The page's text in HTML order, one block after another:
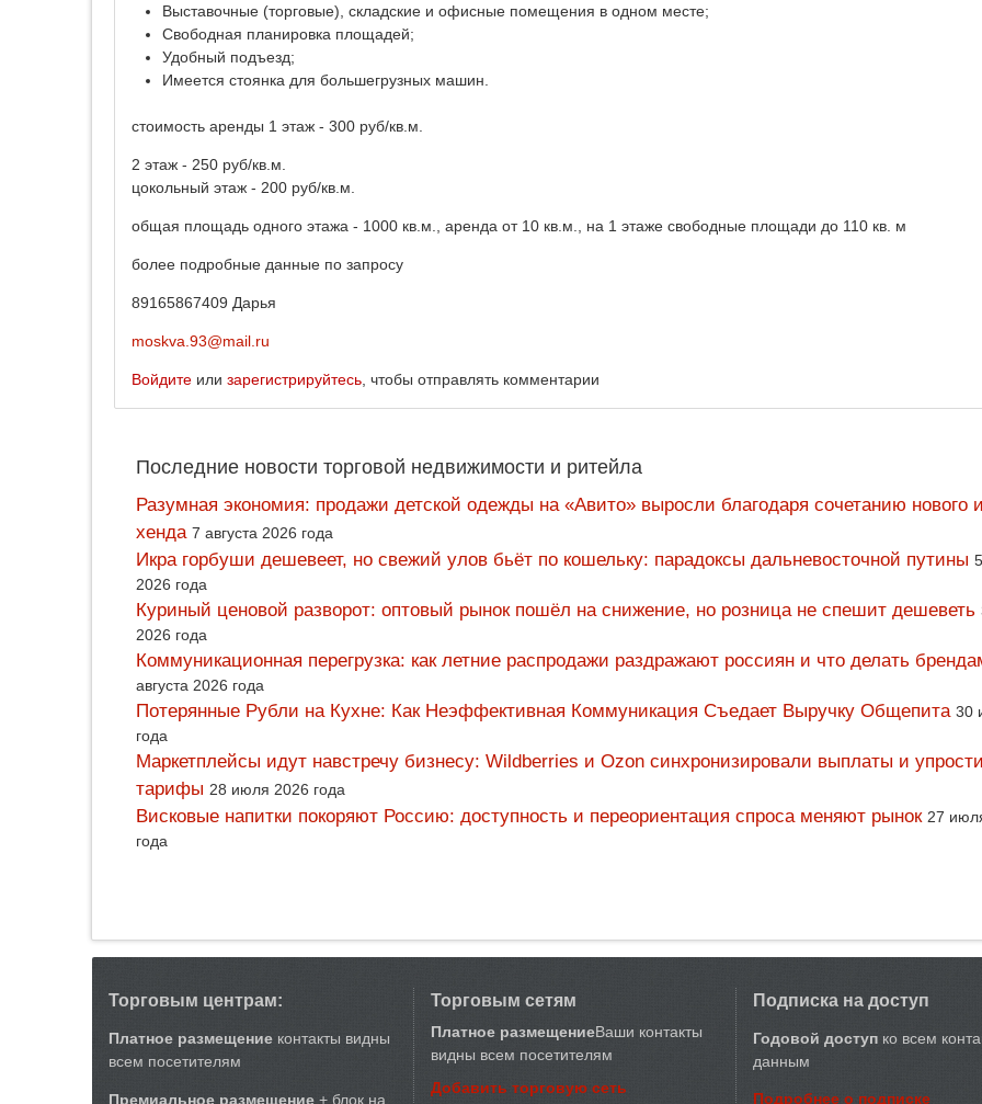
Выставочные (торговые), складские и офисные помещения в одном месте;
Свободная планировка площадей;
Удобный подъезд;
Имеется стоянка для большегрузных машин.
стоимость аренды 1 этаж - 300 руб/кв.м.
2 этаж - 250 руб/кв.м.
цокольный этаж - 200 руб/кв.м.
общая площадь одного этажа - 1000 кв.м., аренда от 10 кв.м., на 1 этаже свободные площади до 110 кв. м
более подробные данные по запросу
89165867409 Дарья
moskva.93@mail.ru
Войдите или зарегистрируйтесь , чтобы отправлять комментарии
Последние новости торговой недвижимости и ритейла
Разумная экономия: продажи детской одежды на «Авито» выросли благодаря сочетанию нового
хенда 7 августа 2026 года
Икра горбуши дешевеет, но свежий улов бьёт по кошельку: парадоксы дальневосточной путины
2026 года
Куриный ценовой разворот: оптовый рынок пошёл на снижение, но розница не спешит дешеветь
2026 года
Коммуникационная перегрузка: как летние распродажи раздражают россиян и что делать
августа 2026 года
Потерянные Рубли на Кухне: Как Неэффективная Коммуникация Съедает Выручку Общепита 30
года
Маркетплейсы идут навстречу бизнесу: Wildberries и Ozon синхронизировали выплаты и
тарифы 28 июля 2026 года
Висковые напитки покоряют Россию: доступность и переориентация спроса меняют рынок 27
года
Торговым центрам:
Платное размещение контакты видны
всем посетителям
Премиальное размещение + блок на
Торговым сетям
Платное размещениеВаши контакты
видны всем посетителям
Добавить торговую сеть
Подписка на доступ
Годовой доступ ко всем
данным
Подробнее о подписке